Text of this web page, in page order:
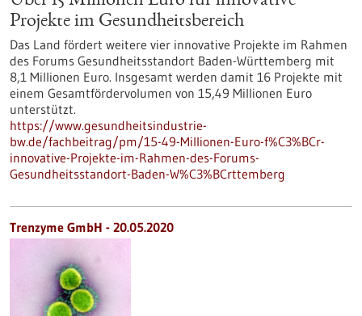
Projekte im Gesundheitsbereich
Das Land fördert weitere vier innovative Projekte im Rahmen
des Forums Gesundheitsstandort Baden-Württemberg mit
8,1 Millionen Euro. Insgesamt werden damit 16 Projekte mit
einem Gesamtfördervolumen von 15,49 Millionen Euro
unterstützt.
https://www.gesundheitsindustrie-
bw.de/fachbeitrag/pm/15-49-Millionen-Euro-f%C3%BCr-
innovative-Projekte-im-Rahmen-des-Forums-
Gesundheitsstandort-Baden-W%C3%BCrttemberg
Trenzyme GmbH - 20.05.2020